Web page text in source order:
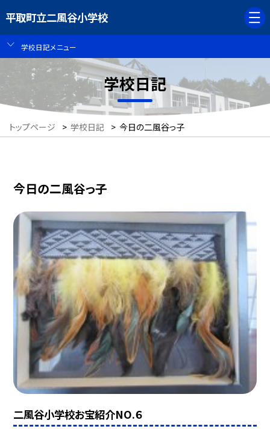
平取町立二風谷小学校
学校日記メニュー
学校日記
トップページ > 学校日記 > 今日の二風谷っ子
今日の二風谷っ子
二風谷小学校お宝紹介NO.６